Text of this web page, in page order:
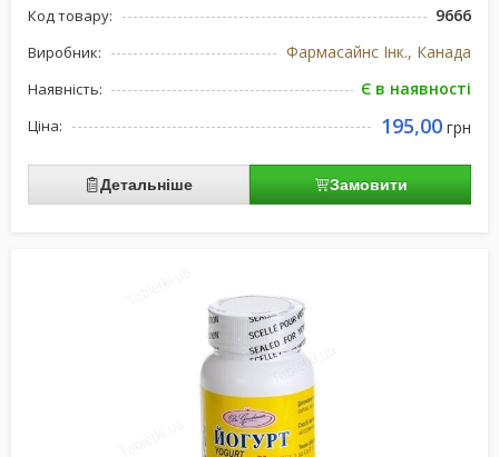
Код товару: 9666
Виробник: Фармасайнс Інк., Канада
Наявність: Є в наявності
Ціна: 195,00 грн
Детальніше Замовити